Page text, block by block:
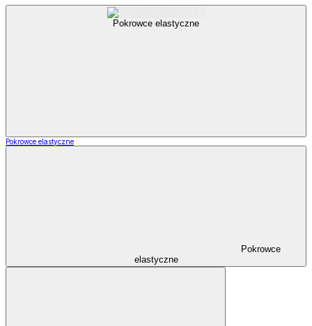
Pokrowce elastyczne
Pokrowce elastyczne
Pokrowce
elastyczne